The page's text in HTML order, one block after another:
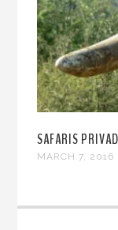
SAFARIS
MARCH 7, 2016